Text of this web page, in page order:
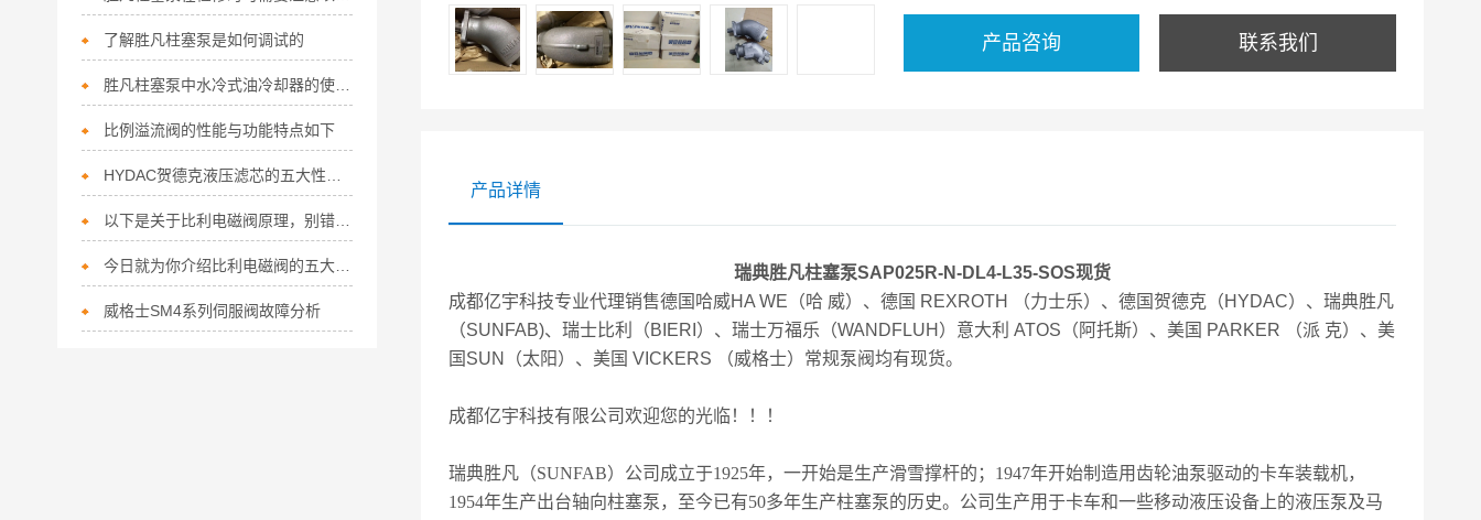
产品咨询 联系我们
产品详情
瑞典胜凡柱塞泵SAP025R-N-DL4-L35-SOS现货
成都亿宇科技专业代理销售德国哈威HA WE（哈 威）、德国 REXROTH （力士乐）、德国贺德克（HYDAC）、瑞典胜凡
（SUNFAB)、瑞士比利（BIERI）、瑞士万福乐（WANDFLUH）意大利 ATOS（阿托斯）、美国 PARKER （派 克）、美
国SUN（太阳）、美国 VICKERS （威格士）常规泵阀均有现货。
成都亿宇科技有限公司欢迎您的光临！！！
瑞典胜凡（SUNFAB）公司成立于1925年，一开始是生产滑雪撑杆的；1947年开始制造用齿轮油泵驱动的卡车装载机，
1954年生产出台轴向柱塞泵，至今已有50多年生产柱塞泵的历史。公司生产用于卡车和一些移动液压设备上的液压泵及马
了解胜凡柱塞泵是如何调试的
胜凡柱塞泵中水冷式油冷却器的使用注意事项
比例溢流阀的性能与功能特点如下
以下是关于比利电磁阀原理，别错过哦！
今日就为你介绍比利电磁阀的五大主要特点！
威格士SM4系列伺服阀故障分析